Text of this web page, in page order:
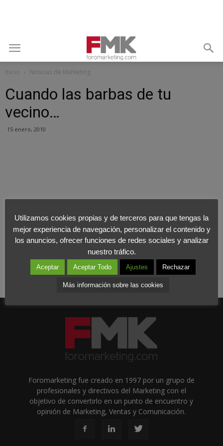
Inicio Noticias de Marketing
Cuando las barbas de tu
vecino…
15 enero, 2010
Foromarketing fue creado en 1997 por un grupo de
profesionales y directivos del Marketing con el
objetivo de convertirlo en un punto de encuentro y
opinión de Marketing, Ventas y Comunicación.
Utilizamos cookies propias y de terceros para que tengas la
mejor experiencia de navegación, personalizar el contenido y
los anuncios, ofrecer funciones de redes sociales y analizar
nuestro tráfico.
Aceptar Aceptar Todo Ajustes Rechazar
Más información sobre las cookies